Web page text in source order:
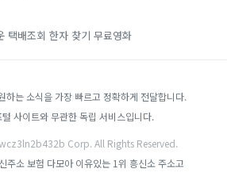
택배조회 한자 찾기 무료영화
는 소식을 가장 빠르고 정확하게 전달합니다.
사이트와 무관한 독립 서비스입니다.
Corp. All Rights Reserved.
주소 보험 다모아 이유있는 1위 흥신소 주소고